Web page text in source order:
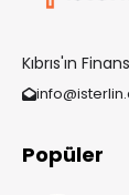
Kıbrıs'ın
Popüler